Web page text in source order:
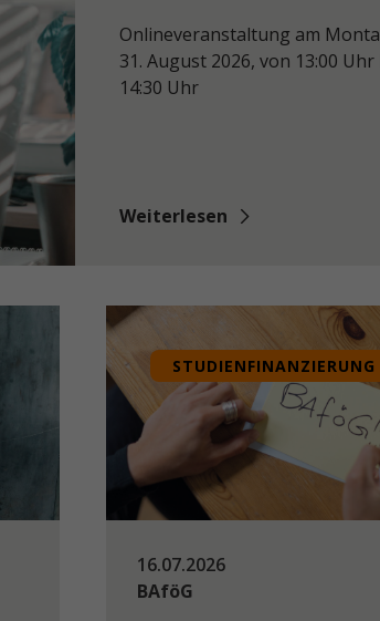
Onlineveranstaltung am
31. August 2026, von 13:00 Uhr
14:30 Uhr
Weiterlesen
STUDIENFINANZIERUNG
16.07.2026
BAföG